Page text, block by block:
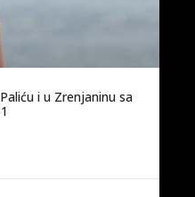
i u Zrenjaninu sa